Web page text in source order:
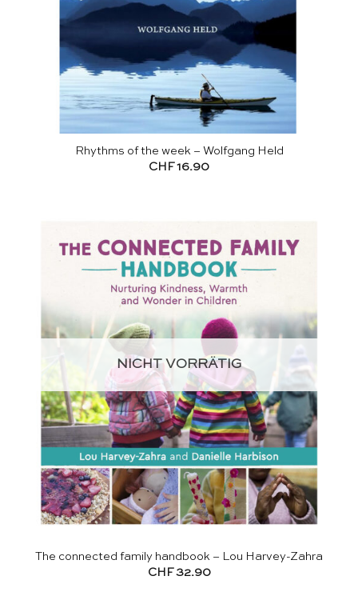
Rhythms of the week – Wolfgang Held
CHF16.90
NICHT VORRÄTIG
The connected family handbook – Lou Harvey-Zahra
CHF32.90